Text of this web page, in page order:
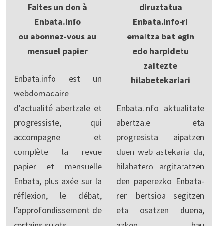
Faites un don à
Enbata.info
ou abonnez-vous au
mensuel papier
Enbata.info est un
webdomadaire
d’actualité abertzale et
progressiste, qui
accompagne et
complète la revue
papier et mensuelle
Enbata, plus axée sur la
réflexion, le débat,
l’approfondissement de
diruztatua
Enbata.Info-ri
emaitza bat egin
edo harpidetu
zaitezte
hilabetekariari
Enbata.info aktualitate
abertzale eta
progresista aipatzen
duen web astekaria da,
hilabatero argitaratzen
den paperezko Enbata-
ren bertsioa segitzen
eta osatzen duena,